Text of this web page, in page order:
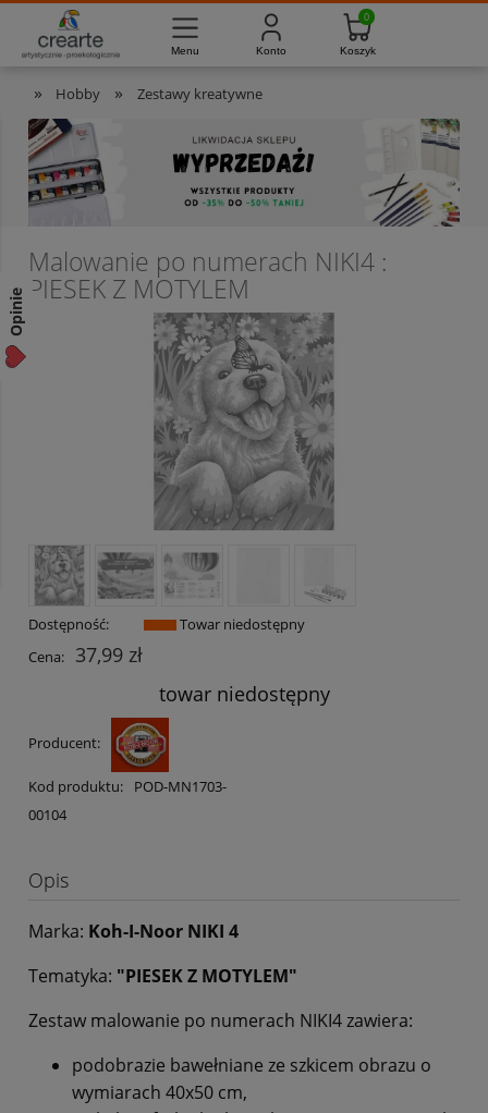
» Hobby » Zestawy kreatywne
Malowanie po numerach NIKI4 :
PIESEK Z MOTYLEM
Dostępność:
Towar niedostępny
Cena:
37,99 zł
towar niedostępny
Producent:
Kod produktu:
POD-MN1703-
00104
Opis
Marka: Koh-I-Noor NIKI 4
Tematyka: "PIESEK Z MOTYLEM"
Zestaw malowanie po numerach NIKI4 zawiera:
podobrazie bawełniane ze szkicem obrazu o
wymiarach 40x50 cm,
Masz pytania? 733-012-789 Pon. - Pt. 8:00 - 16:00
Opinie